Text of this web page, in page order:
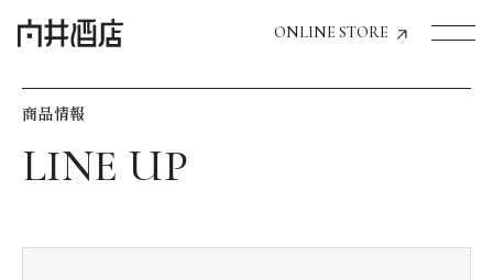
ONLINE STORE
飲食店経営のお客様
商品情報